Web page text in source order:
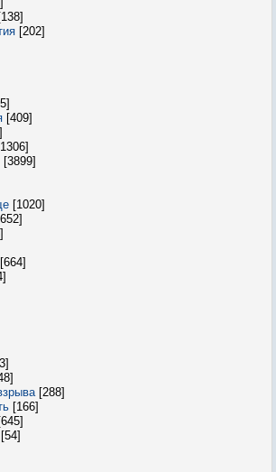
[138]
[202]
[409]
[3899]
[1020]
[664]
[288]
[166]
[645]
[54]